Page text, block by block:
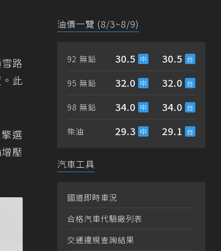
路
此
選
壓
油價一覽 (8/3~8/9)
92 無鉛 30.5 30.5
95 無鉛 32.0 32.0
98 無鉛 34.0 34.0
柴油 29.3 29.1
汽車工具
國道即時車況
合格汽車代驗廠列表
交通違規查詢結果